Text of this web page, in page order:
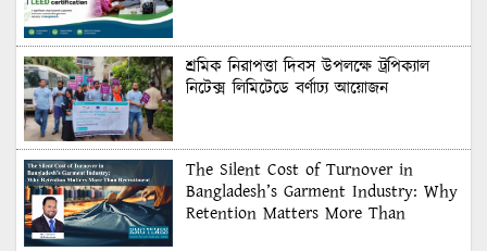
শ্রমিক নিরাপত্তা দিবস উপলক্ষে ট্রপিক্যাল
নিটেক্স লিমিটেডে বর্ণাঢ্য আয়োজন
The Silent Cost of Turnover in
Bangladesh’s Garment Industry: Why
Retention Matters More Than